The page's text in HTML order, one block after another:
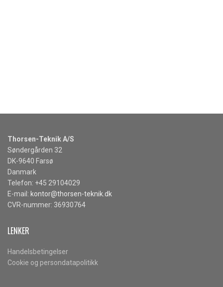
Thorsen-Teknik A/S
Søndergården 32
DK-9640 Farsø
Danmark
Telefon: +45 29104029
E-mail: kontor@thorsen-teknik.dk
CVR-nummer: 36930764
LENKER
Handelsbetingelser
Cookie og persondatapolitikk